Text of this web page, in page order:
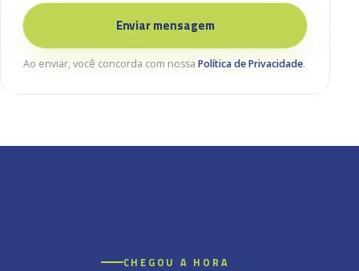
Enviar mensagem
Ao enviar, você concorda com nossa Política de Privacidade.
CHEGOU A HORA